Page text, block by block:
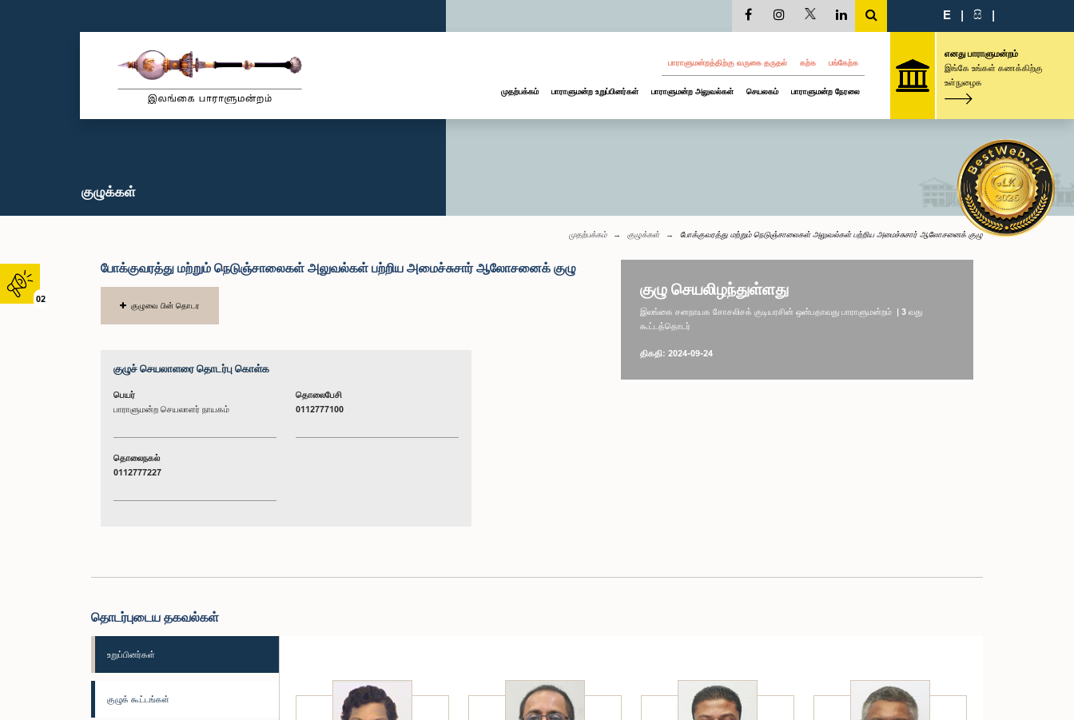
02
E | සි |
பாராளுமன்றத்திற்கு வருகை தருதல் கற்க பங்கேற்க
முதற்பக்கம் பாராளுமன்ற உறுப்பினர்கள் பாராளுமன்ற அலுவல்கள் செயலகம் பாராளுமன்ற நேரலை
எனது பாராளுமன்றம்
இங்கே உங்கள் கணக்கிற்கு
உள்நுழைக
குழுக்கள்
முதற்பக்கம் குழுக்கள் போக்குவரத்து மற்றும் நெடுஞ்சாலைகள் அலுவல்கள் பற்றிய அமைச்சுசார் ஆலோசனைக் குழு
போக்குவரத்து மற்றும் நெடுஞ்சாலைகள் அலுவல்கள் பற்றிய அமைச்சுசார் ஆலோசனைக் குழு
குழுவை பின் தொடர
குழுச் செயலாளரை தொடர்பு கொள்க
பெயர்
பாராளுமன்ற செயலாளர் நாயகம்
தொலைபேசி
0112777100
தொலைநகல்
0112777227
குழு செயலிழந்துள்ளது
இலங்கை சனநாயக சோசலிசக் குடியரசின் ஒன்பதாவது பாராளுமன்றம் | 3 வது
கூட்டத்தொடர்
திகதி: 2024-09-24
தொடர்புடைய தகவல்கள்
உறுப்பினர்கள்
குழுக் கூட்டங்கள்